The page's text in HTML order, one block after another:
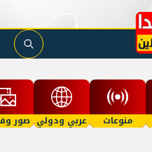
منوعات عربي ودولي صور